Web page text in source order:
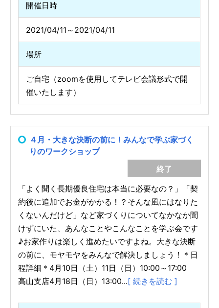
開催日時
2021/04/11～2021/04/11
場所
ご自宅（zoomを使用してテレビ会議形式で開
催いたします）
４月・大きな決断の前に！みんなで学ぶ家づく
りのワークショップ
終了
「よく聞く長期優良住宅は本当に必要なの？」「契
約後に追加でお金がかかる！？そんな風にはなりた
くないんだけど」など家づくりについてなかなか聞
けずにいた、あんなことやこんなことを学ぶ会です
♪お家作りは楽しく進めたいですよね。大きな決断
の前に、モヤモヤをみんなで解決しましょう！＊日
程詳細＊4月10日（土）11日（日）10:00～17:00
高山支店4月18日（日）13:00...[ 続きを読む ]